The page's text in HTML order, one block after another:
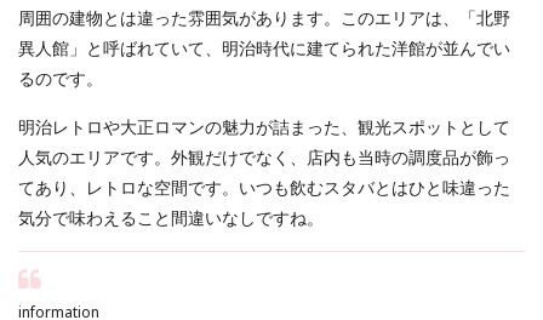
周囲の建物とは違った雰囲気があります。このエリアは、「北野
異人館」と呼ばれていて、明治時代に建てられた洋館が並んでい
るのです。
明治レトロや大正ロマンの魅力が詰まった、観光スポットとして
人気のエリアです。外観だけでなく、店内も当時の調度品が飾っ
てあり、レトロな空間です。いつも飲むスタバとはひと味違った
気分で味わえること間違いなしですね。
information